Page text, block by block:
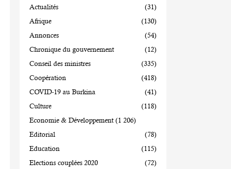
Actualités
(31)
Afrique
(130)
Annonces
(54)
Chronique du gouvernement
(12)
Conseil des ministres
(335)
Coopération
(418)
COVID-19 au Burkina
(41)
Culture
(118)
Economie & Développement (1 206)
Editorial
(78)
Education
(115)
Elections couplées 2020
(72)